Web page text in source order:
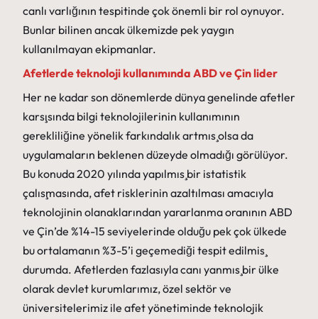
canlı varlığının tespitinde çok önemli bir rol oynuyor.
Bunlar bilinen ancak ülkemizde pek yaygın
kullanılmayan ekipmanlar.
Afetlerde teknoloji kullanımında ABD ve Çin lider
Her ne kadar son dönemlerde dünya genelinde afetler
karşısında bilgi teknolojilerinin kullanımının
gerekliliğine yönelik farkındalık artmış olsa da
uygulamaların beklenen düzeyde olmadığı görülüyor.
Bu konuda 2020 yılında yapılmış bir istatistik
çalışmasında, afet risklerinin azaltılması amacıyla
teknolojinin olanaklarından yararlanma oranının ABD
ve Çin’de %14-15 seviyelerinde olduğu pek çok ülkede
bu ortalamanın %3-5’i geçemediği tespit edilmiş
durumda. Afetlerden fazlasıyla canı yanmış bir ülke
olarak devlet kurumlarımız, özel sektör ve
üniversitelerimiz ile afet yönetiminde teknolojik